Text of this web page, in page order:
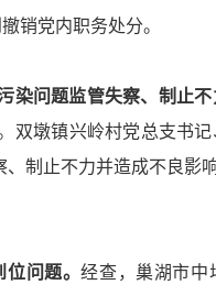
销党内职务处分。
问题监管失察、制止不
双墩镇兴岭村党总支书
制止不力并造成不良影
位问题。经查，巢湖市中